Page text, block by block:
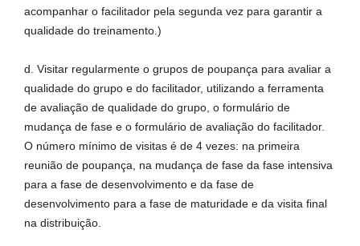
acompanhar o facilitador pela segunda vez para garantir a
qualidade do treinamento.)
d. Visitar regularmente o grupos de poupança para avaliar a
qualidade do grupo e do facilitador, utilizando a ferramenta
de avaliação de qualidade do grupo, o formulário de
mudança de fase e o formulário de avaliação do facilitador.
O número mínimo de visitas é de 4 vezes: na primeira
reunião de poupança, na mudança de fase da fase intensiva
para a fase de desenvolvimento e da fase de
desenvolvimento para a fase de maturidade e da visita final
na distribuição.